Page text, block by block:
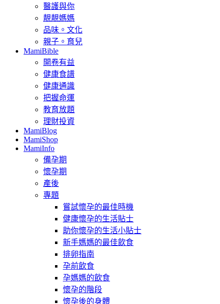
醫護與你
靚靚媽媽
品味。文化
親子。育兒
MamiBible
開卷有益
健康食譜
健康通識
把握命運
教育放題
理財投資
MamiBlog
MamiShop
MamiInfo
備孕期
懷孕期
產後
專題
嘗試懷孕的最佳時機
健康懷孕的生活貼士
助你懷孕的生活小貼士
新手媽媽的最佳飲食
排卵指南
孕前飲食
孕媽媽的飲食
懷孕的階段
懷孕後的身體